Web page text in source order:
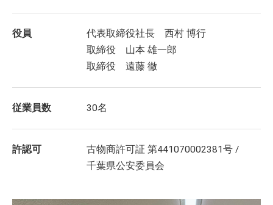
役員
代表取締役社長 西村 博行
取締役 山本 雄一郎
取締役 遠藤 徹
従業員数 30名
許認可
古物商許可証 第441070002381号 /
千葉県公安委員会